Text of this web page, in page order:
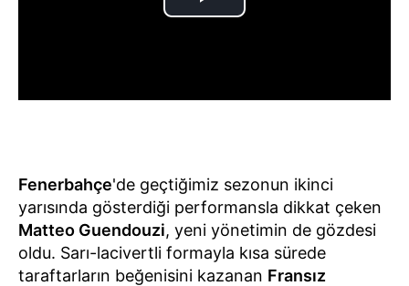
Fenerbahçe'de geçtiğimiz sezonun ikinci
yarısında gösterdiği performansla dikkat çeken
Matteo Guendouzi, yeni yönetimin de gözdesi
oldu. Sarı-lacivertli formayla kısa sürede
taraftarların beğenisini kazanan Fransız